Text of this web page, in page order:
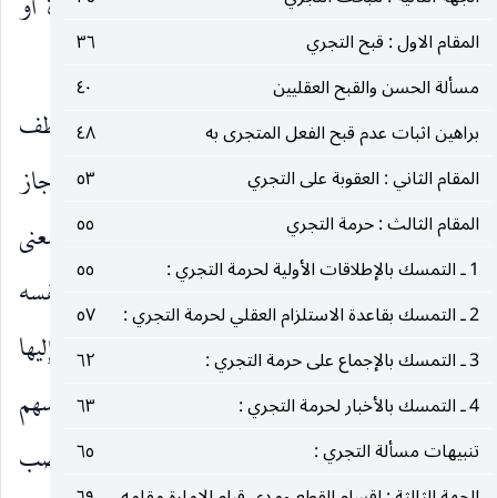
المقام الاول : قبح التجري
٣٦
مسألة الحسن والقبح العقليين
٤٠
براهين اثبات عدم قبح الفعل المتجرى به
٤٨
المقام الثاني : العقوبة على التجري
٥٣
المقام الثالث : حرمة التجري
٥٥
1 ـ التمسك بالإطلاقات الأولية لحرمة التجري :
٥٥
2 ـ التمسك بقاعدة الاستلزام العقلي لحرمة التجري :
٥٧
3 ـ التمسك بالإجماع على حرمة التجري :
٦٢
4 ـ التمسك بالأخبار لحرمة التجري :
٦٣
تنبيهات مسألة التجري :
٦٥
الأصل.
الوجه الثالث ـلو تنزلنا عن ذلك وسلمنا كفاية اللطف
المردد بين بعض المجمعين في إشباع هذه الحاجة وإنجاز
المهمة العقلية العملية ، فاللطف المذكور انَّما يجب بمعنى
انَّه لا بدَّ للمولى سبحانه من أَنْ ينصب من يكون في نفسه
طريقاً إلى الحقائق لا بمعنى رفع الموانع عن الوصول إِليها
مطلقاً حتى إذا كان بفعل العباد وعصيانهم أنفسهم
والنصب بالمعنى المذكور قد سلكه سبحانه بنفس نصب